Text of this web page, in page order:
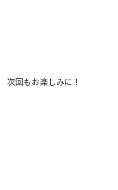
次回もお楽しみに！